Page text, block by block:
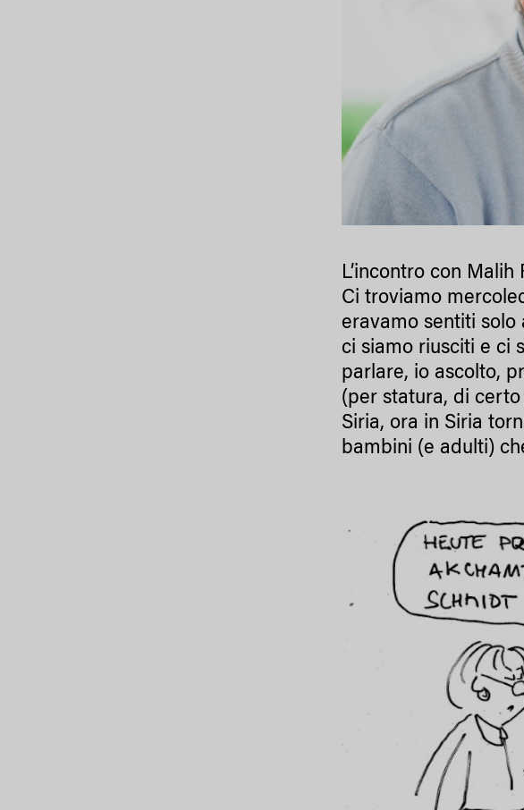
L’incontro con
Ci troviamo
eravamo sentiti solo
ci siamo riusciti e ci
parlare, io ascolto,
(per statura, di
Siria, ora in Siria
bambini (e adulti)